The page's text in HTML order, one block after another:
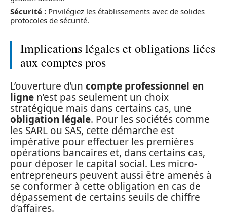
Sécurité : Privilégiez les établissements avec de solides
protocoles de sécurité.
Implications légales et obligations liées
aux comptes pros
L’ouverture d’un compte professionnel en
ligne n’est pas seulement un choix
stratégique mais dans certains cas, une
obligation légale. Pour les sociétés comme
les SARL ou SAS, cette démarche est
impérative pour effectuer les premières
opérations bancaires et, dans certains cas,
pour déposer le capital social. Les micro-
entrepreneurs peuvent aussi être amenés à
se conformer à cette obligation en cas de
dépassement de certains seuils de chiffre
d’affaires.